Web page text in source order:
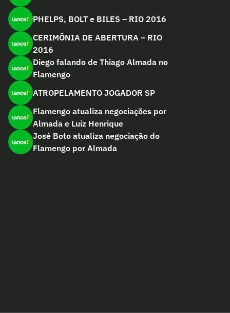
PHELPS, BOLT e BILES – RIO 2016
CERIMÔNIA DE ABERTURA – RIO
2016
Diego falando de Thiago Almada no
Flamengo
ATROPELAMENTO JOGADOR SP
Flamengo atualiza negociações por
Almada e Luiz Henrique
José Boto atualiza negociação do
Flamengo por Almada